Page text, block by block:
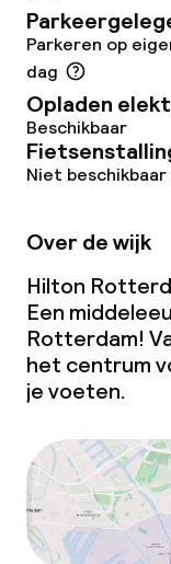
Beleid
Kleine
dan de 5
Parkeren op
dag
Opladen
Beschikbaar
Niet
Over de wijk
Hilton
Een
Rotterdam!
het centrum
je voeten.